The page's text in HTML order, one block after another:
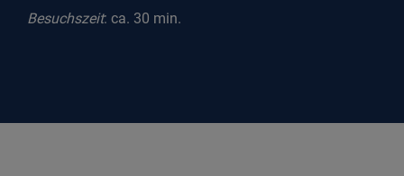
Besuchszeit: ca. 30 min.